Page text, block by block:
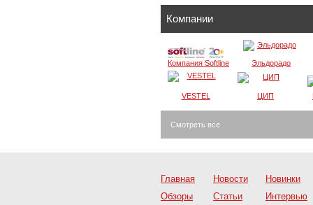
Компании
Компания Softline Эльдорадо
VESTEL ЦИП
Смотреть все
Главная Новости
Новинки
Обзоры
Статьи
Интервью